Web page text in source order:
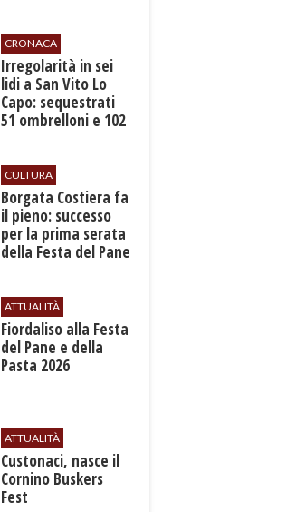
CRONACA
Irregolarità in sei
lidi a San Vito Lo
Capo: sequestrati
51 ombrelloni e 102
CULTURA
​Borgata Costiera fa
il pieno: successo
per la prima serata
della Festa del Pane
ATTUALITÀ
Fiordaliso alla Festa
del Pane e della
Pasta 2026
ATTUALITÀ
Custonaci, nasce il
Cornino Buskers
Fest